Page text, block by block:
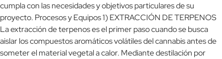
cumpla con las necesidades y objetivos particulares de su
proyecto. Procesos y Equipos 1) EXTRACCIÓN DE TERPENOS
La extracción de terpenos es el primer paso cuando se busca
aislar los compuestos aromáticos volátiles del cannabis antes de
someter el material vegetal a calor. Mediante destilación por